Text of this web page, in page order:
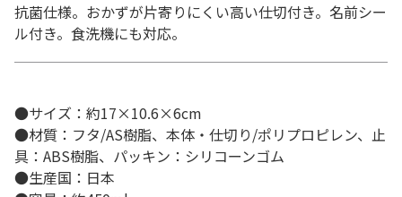
抗菌仕様。おかずが片寄りにくい高い仕切付き。名前シー
ル付き。食洗機にも対応。
●サイズ：約17×10.6×6cm
●材質：フタ/AS樹脂、本体・仕切り/ポリプロピレン、止
具：ABS樹脂、パッキン：シリコーンゴム
●生産国：日本